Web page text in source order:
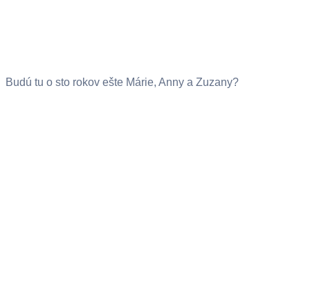
Budú tu o sto rokov ešte Márie, Anny a Zuzany?